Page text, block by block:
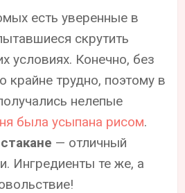
есть уверенные в
скрутить
условиях. Конечно, без
крайне трудно, поэтому в
нелепые
была усыпана рисом.
— отличный
Ингредиенты те же, а